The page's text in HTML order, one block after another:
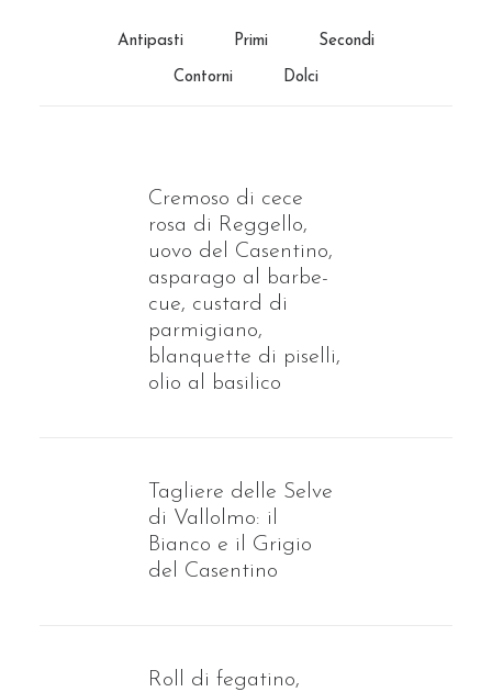
Antipasti Primi Secondi
Contorni Dolci
Cremoso di cece
rosa di Reggello,
uovo del Casentino,
asparago al barbe-
cue, custard di
parmigiano,
blanquette di piselli,
olio al basilico
Tagliere delle Selve
di Vallolmo: il
Bianco e il Grigio
del Casentino
Roll di fegatino,